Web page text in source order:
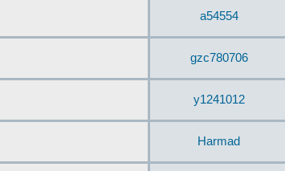
a54554
gzc780706
y1241012
Harmad